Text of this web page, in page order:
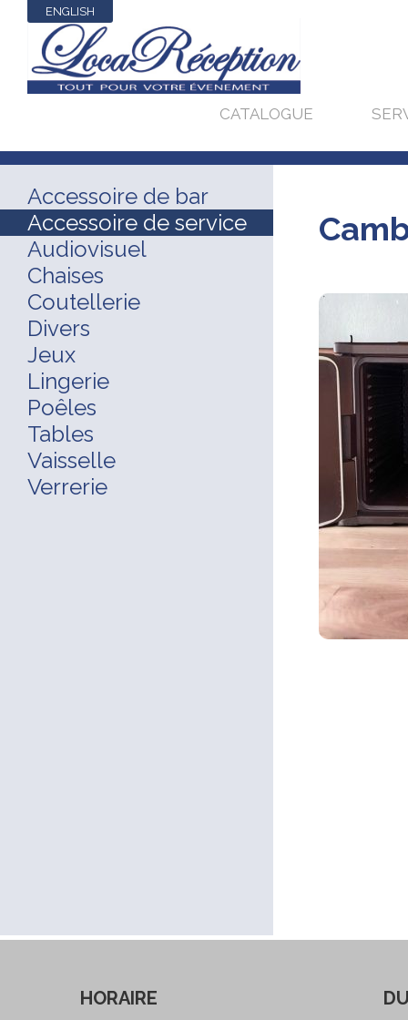
ENGLISH
CATALOGUE
Accessoire de bar
Accessoire de service
Audiovisuel
Chaises
Coutellerie
Divers
Jeux
Lingerie
Poêles
Tables
Vaisselle
Verrerie
HORAIRE